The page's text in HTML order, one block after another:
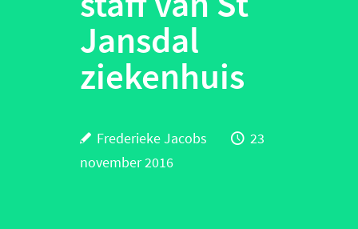
Jansdal
ziekenhuis
Frederieke Jacobs
23
november 2016